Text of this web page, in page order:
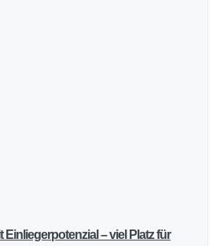
Einliegerpotenzial – viel Platz für